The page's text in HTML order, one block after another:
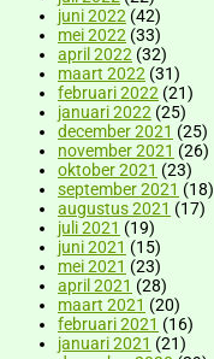
juni 2022 (42)
mei 2022 (33)
april 2022 (32)
maart 2022 (31)
februari 2022 (21)
januari 2022 (25)
december 2021 (25)
november 2021 (26)
oktober 2021 (23)
september 2021 (18)
augustus 2021 (17)
juli 2021 (19)
juni 2021 (15)
mei 2021 (23)
april 2021 (28)
maart 2021 (20)
februari 2021 (16)
januari 2021 (21)